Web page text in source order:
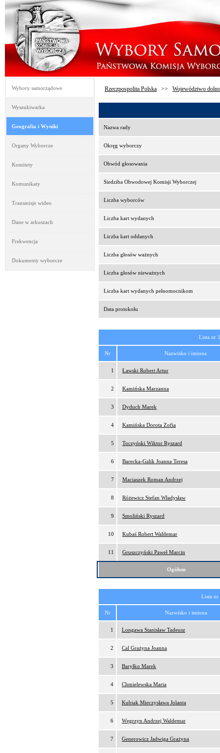
Wybory samorządowe
Wyszukiwarka
Geografia i Wyniki
Organy Wyborcze
Komitety
Komunikaty
Transmisje wideo
Dane w arkuszach
Frekwencja
Dokumenty wyborcze
Rzeczpospolita Polska >> Województwo
Nazwa rady
Okręg wyborczy
Obwód głosowania
Siedziba Obwodowej Komisji Wyborczej
Liczba wyborców
Liczba kart wydanych
Liczba kart oddanych
Liczba głosów ważnych
Liczba głosów nieważnych
Liczba kart wydanych pełnomocnikom
Data protokołu
Lista nr
Nr Nazwisko i imiona
1 Ławski Robert Artur
2 Kamińska Marzanna
3 Dyduch Marek
4 Kamińska Dorota Zofia
5 Toczyński Wiktor Ryszard
6 Barecka-Galik Joanna Teresa
7 Maciaszek Roman Andrzej
8 Różewicz Stefan Władysław
9 Smoliński Ryszard
10 Kubaś Robert Waldemar
11 Gruszczyński Paweł Marcin
Ogółem
Lista
Nr Nazwisko i imiona
1 Longawa Stanisław Tadeusz
2 Cal Grażyna Joanna
3 Baryłko Marek
4 Chmielewska Maria
5 Kubiak Mieczysława Jolanta
6 Węgrzyn Andrzej Waldemar
7 Generowicz Jadwiga Grażyna